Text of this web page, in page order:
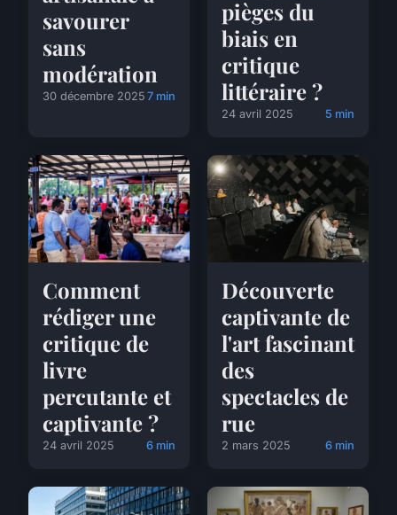
savourer
sans
modération
30 décembre 2025 7 min
pièges du
biais en
critique
littéraire ?
24 avril 2025 5 min
Comment
rédiger une
critique de
livre
percutante et
captivante ?
24 avril 2025 6 min
Découverte
captivante de
l'art fascinant
des
spectacles de
rue
2 mars 2025 6 min